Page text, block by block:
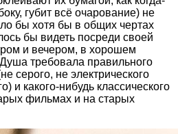
губит всё очарование) не
бы хотя бы в общих чертах
бы видеть посреди своей
и вечером, в хорошем
требовала правильного
серого, не электрического
и какого-нибудь классического
фильмах и на старых